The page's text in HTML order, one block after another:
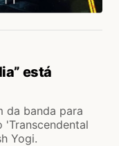
está
da banda para
'Transcendental
Yogi.